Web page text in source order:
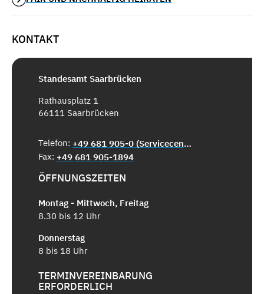
KONTAKT
Standesamt Saarbrücken
Rathausplatz 1
66111 Saarbrücken
Telefon:
+49 681 905-0 (Servicecenter)
Fax: +49 681 905-1894
ÖFFNUNGSZEITEN
Montag - Mittwoch, Freitag
8.30 bis 12 Uhr
Donnerstag
8 bis 18 Uhr
TERMINVEREINBARUNG
ERFORDERLICH